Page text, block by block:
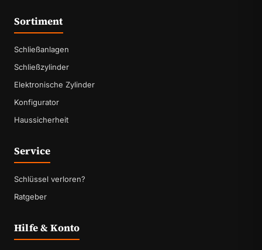
Sortiment
Schließanlagen
Schließzylinder
Elektronische Zylinder
Konfigurator
Haussicherheit
Service
Schlüssel verloren?
Ratgeber
Hilfe & Konto